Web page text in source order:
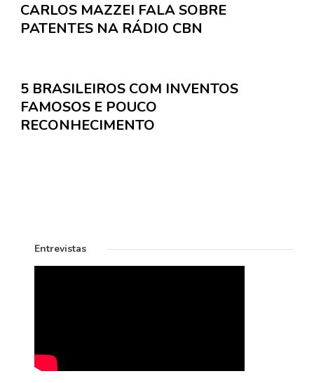
CARLOS MAZZEI FALA SOBRE
PATENTES NA RÁDIO CBN
5 BRASILEIROS COM INVENTOS
FAMOSOS E POUCO
RECONHECIMENTO
Entrevistas